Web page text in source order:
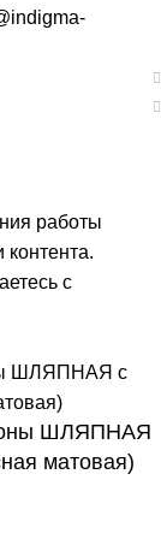
работы
с
ШЛЯПНАЯ
матовая)